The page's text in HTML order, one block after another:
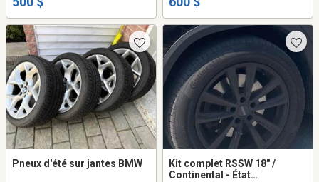
Pneux d'été sur jantes BMW
Kit complet RSSW 18" /
Continental - État